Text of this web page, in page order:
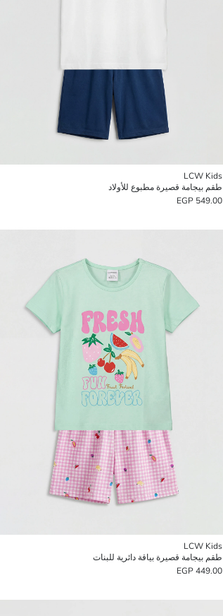
LCW Kids
طقم بيجامة قصيرة مطبوع للأولاد
549.00 EGP
LCW Kids
طقم بيجامة قصيرة بياقة دائرية للبنات
449.00 EGP